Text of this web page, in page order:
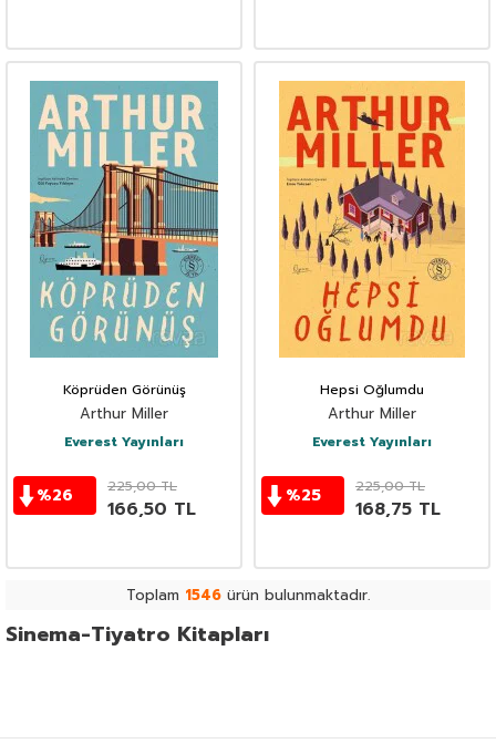
Köprüden Görünüş
Arthur Miller
Everest Yayınları
%26 225,00TL
166,50 TL
Hepsi Oğlumdu
Arthur Miller
Everest Yayınları
%25 225,00TL
168,75 TL
Toplam 1546 ürün bulunmaktadır.
Sinema-Tiyatro Kitapları